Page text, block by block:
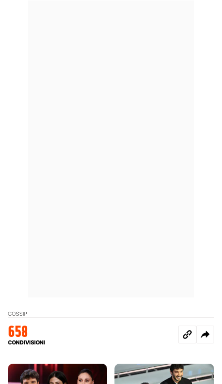
GOSSIP
658
CONDIVISIONI